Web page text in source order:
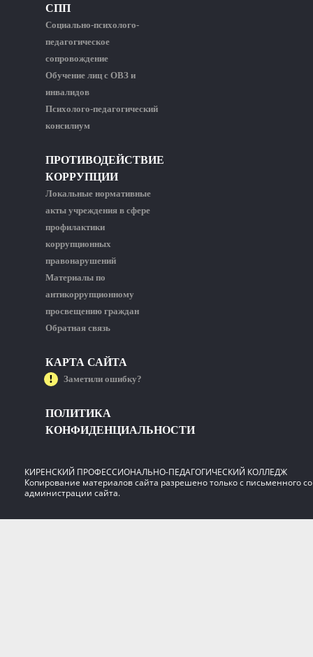
СПП
Социально-психолого-
педагогическое
сопровождение
Обучение лиц с ОВЗ и
инвалидов
Психолого-педагогический
консилиум
ПРОТИВОДЕЙСТВИЕ
КОРРУПЦИИ
Локальные нормативные
акты учреждения в сфере
профилактики
коррупционных
правонарушений
Материалы по
антикоррупционному
просвещению граждан
Обратная связь
КАРТА САЙТА
Заметили ошибку?
ПОЛИТИКА
КОНФИДЕНЦИАЛЬНОСТИ
КИРЕНСКИЙ ПРОФЕССИОНАЛЬНО-ПЕДАГОГИЧЕСКИЙ КОЛЛЕДЖ
Копирование материалов сайта разрешено только с письменного
администрации сайта.